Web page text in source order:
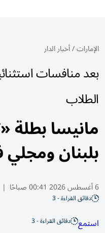
الإمارات/أخبار الدار
بعد منافسات
الطلاب
مانيسا بطلة
بلبنان
6 أغسطس 2026 00:41 صباحًا |
دقائق القراءة - 3
استمع دقائق القراءة - 3